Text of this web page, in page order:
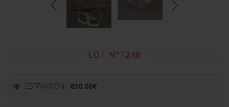
LOT N°1248
ESTIMATION : 650.00€